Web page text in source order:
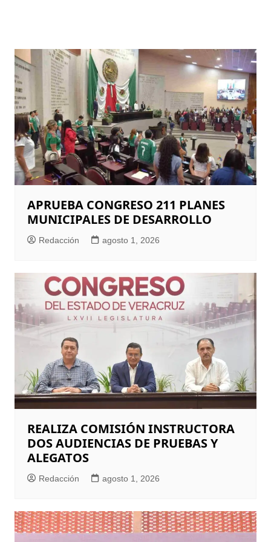
APRUEBA CONGRESO 211 PLANES
MUNICIPALES DE DESARROLLO
Redacción agosto 1, 2026
REALIZA COMISIÓN INSTRUCTORA
DOS AUDIENCIAS DE PRUEBAS Y
ALEGATOS
Redacción agosto 1, 2026